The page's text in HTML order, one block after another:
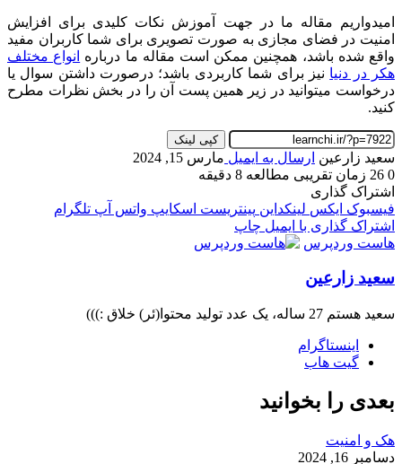
امیدواریم مقاله ما در جهت آموزش نکات کلیدی برای افزایش
امنیت در فضای مجازی به صورت تصویری برای شما کاربران مفید
واقع شده باشد، همچنین ممکن است مقاله ما درباره
انواع مختلف
هکر در دنیا نیز برای شما کاربردی باشد؛ درصورت داشتن سوال یا
درخواست میتوانید در زیر همین پست آن را در بخش نظرات مطرح
کنید.
کپی لینک
سعید زارعین ارسال به ایمیل مارس 15, 2024
0
زمان تقریبی مطالعه 8 دقیقه
اشتراک گذاری
فیسبوک ایکس لینکداین پینتریست اسکایپ واتس آپ تلگرام
اشتراک گذاری با ایمیل چاپ
هاست وردپرس
سعید زارعین
سعید هستم 27 ساله، یک عدد تولید محتوا(ئر) خلاق :)))
اینستاگرام
گیت ‌هاب
بعدی را بخوانید
هک و امنیت
دسامبر 16, 2024